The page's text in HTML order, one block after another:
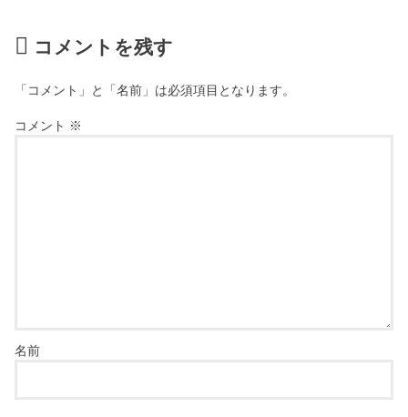
コメントを残す
「コメント」と「名前」は必須項目となります。
コメント ※
名前